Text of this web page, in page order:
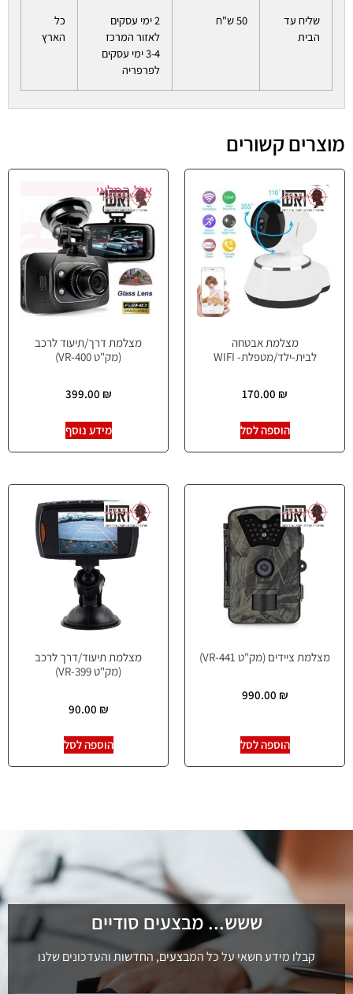
שליח עד
הבית
50 ש"ח
2 ימי עסקים
לאזור המרכז
3-4 ימי עסקים
לפרפריה
כל
הארץ
מוצרים קשורים
מצלמת אבטחה
לבית-ילד/מטפלת- WIFI
170.00 ₪
הוספה לסל
אזל המלאי
מצלמת דרך/תיעוד לרכב
(מק"ט VR-400)
399.00 ₪
מידע נוסף
מצלמת ציידים (מק"ט VR-441)
990.00 ₪
הוספה לסל
מצלמת תיעוד/דרך לרכב
(מק"ט VR-399)
90.00 ₪
הוספה לסל
ששש... מבצעים סודיים
קבלו מידע חשאי על כל המבצעים, החדשות והעדכונים שלנו